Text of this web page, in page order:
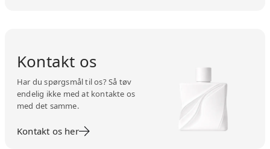
Kontakt os
Har du spørgsmål til os? Så tøv
endelig ikke med at kontakte os
med det samme.
Kontakt os her